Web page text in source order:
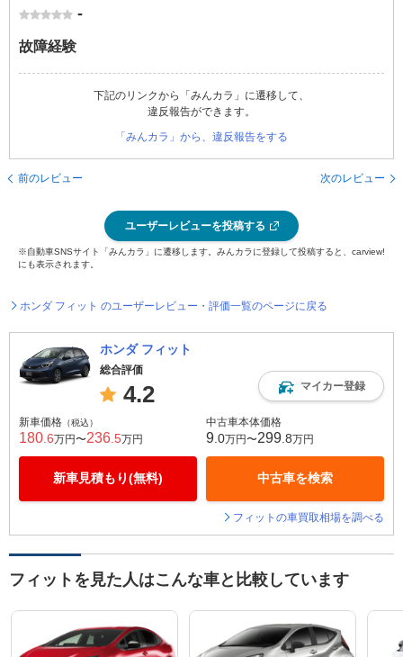
-
故障経験
下記のリンクから「みんカラ」に遷移して、
違反報告ができます。
「みんカラ」から、違反報告をする
前のレビュー 次のレビュー
ユーザーレビューを投稿する
※自動車SNSサイト「みんカラ」に遷移します。みんカラに登録して投稿すると、carview!
にも表示されます。
ホンダ フィット のユーザーレビュー・評価一覧のページに戻る
ホンダ フィット
総合評価
4.2 マイカー登録
新車価格 （税込）
180 .6万円〜236 .5万円
新車見積もり(無料)
中古車本体価格
9 .0万円〜299 .8万円
中古車を検索
フィットの車買取相場を調べる
フィットを見た人はこんな車と比較しています